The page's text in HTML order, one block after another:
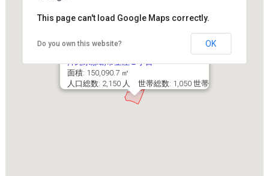
沖縄県那覇市壷屋１丁目
面積: 150,090.7 ㎡
人口総数: 2,150 人 世帯総数: 1,050 世帯
This page can't load Google Maps correctly.
Do you own this website? OK